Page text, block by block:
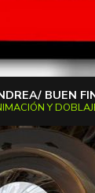
BUEN
Y